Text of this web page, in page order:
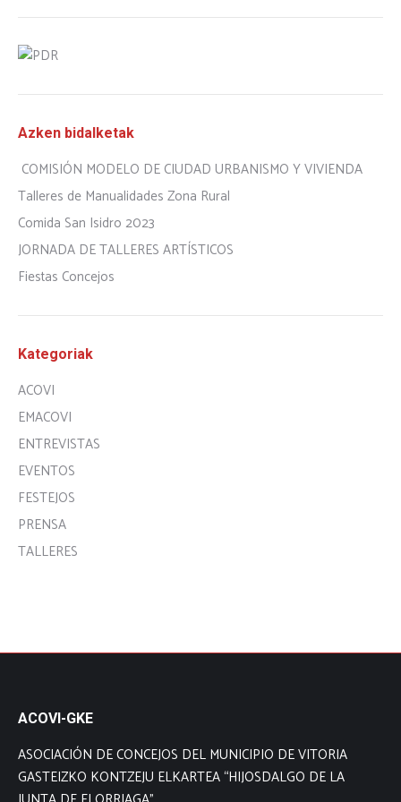
Azken bidalketak
COMISIÓN MODELO DE CIUDAD URBANISMO Y VIVIENDA
Talleres de Manualidades Zona Rural
Comida San Isidro 2023
JORNADA DE TALLERES ARTÍSTICOS
Fiestas Concejos
Kategoriak
ACOVI
EMACOVI
ENTREVISTAS
EVENTOS
FESTEJOS
PRENSA
TALLERES
ACOVI-GKE
ASOCIACIÓN DE CONCEJOS DEL MUNICIPIO DE VITORIA
GASTEIZKO KONTZEJU ELKARTEA “HIJOSDALGO DE LA